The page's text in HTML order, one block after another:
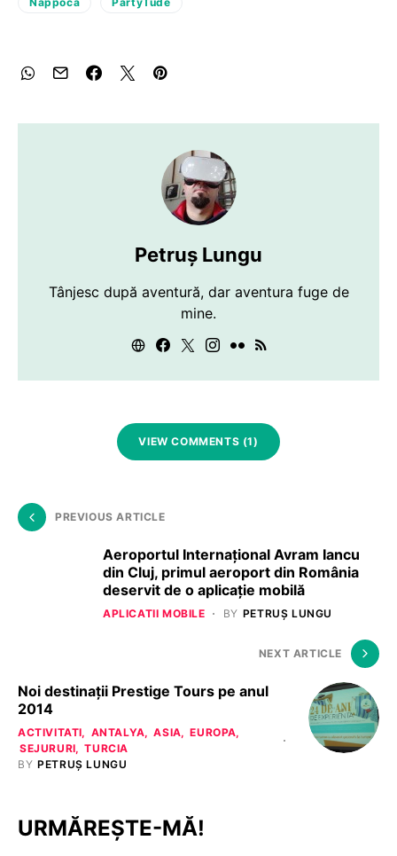
Petruș Lungu
Tânjesc după aventură, dar aventura fuge de
mine.
VIEW COMMENTS (1)
PREVIOUS ARTICLE
Aeroportul Internaţional Avram Iancu
din Cluj, primul aeroport din România
deservit de o aplicaţie mobilă
APLICATII MOBILE BY PETRUȘ LUNGU
NEXT ARTICLE
Noi destinații Prestige Tours pe anul
2014
ACTIVITATI ANTALYA ASIA
EUROPA
SEJURURI
TURCIA
BY PETRUȘ LUNGU
URMĂREȘTE-MĂ!